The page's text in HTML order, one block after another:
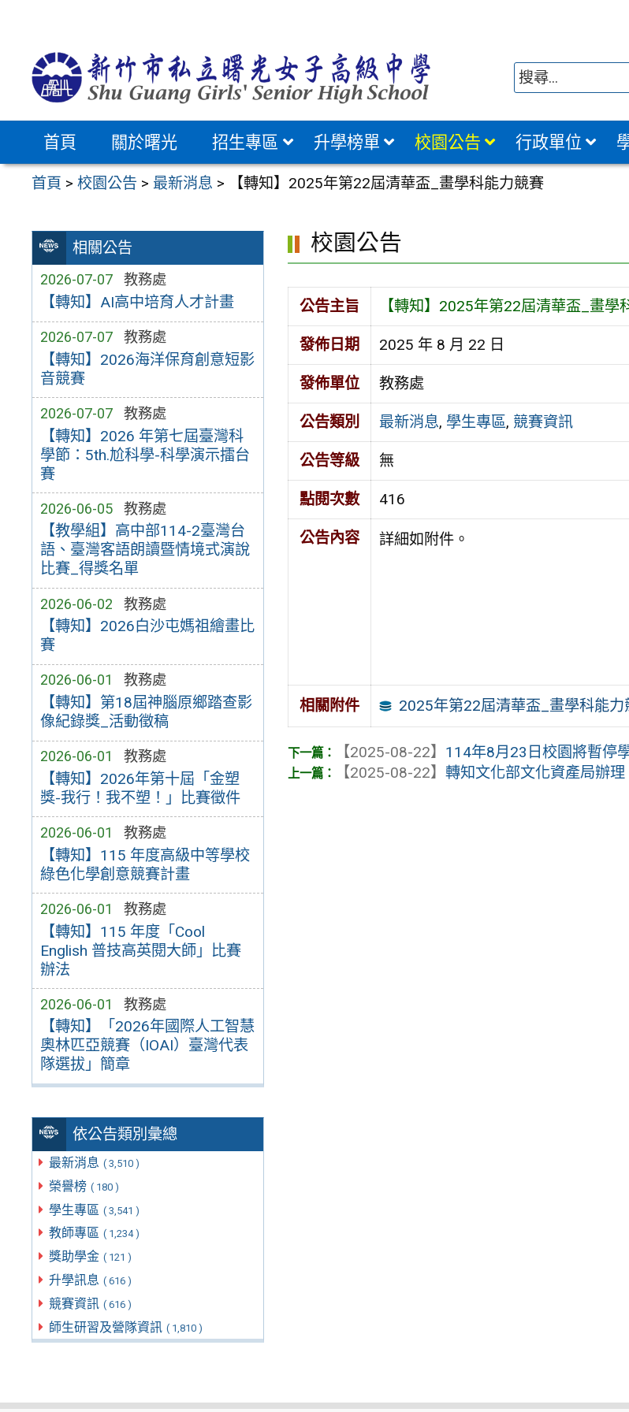
首頁 關於曙光 招生專區 升學榜單 校園公告 行政單位
首頁 >校園公告 > 最新消息 > 【轉知】2025年第22屆清華盃_畫學科能力競賽
相關公告
2026-07-07 教務處
【轉知】AI高中培育人才計畫
2026-07-07 教務處
【轉知】2026海洋保育創意短影
音競賽
2026-07-07 教務處
【轉知】2026 年第七屆臺灣科
學節：5th.尬科學-科學演示擂台
賽
2026-06-05 教務處
【教學組】高中部114-2臺灣台
語、臺灣客語朗讀暨情境式演說
比賽_得獎名單
2026-06-02 教務處
【轉知】2026白沙屯媽祖繪畫比
賽
2026-06-01 教務處
【轉知】第18屆神腦原鄉踏查影
像紀錄獎_活動徵稿
2026-06-01 教務處
【轉知】2026年第十屆「金塑
獎-我行！我不塑！」比賽徵件
2026-06-01 教務處
【轉知】115 年度高級中等學校
綠色化學創意競賽計畫
2026-06-01 教務處
【轉知】115 年度「Cool
English 普技高英閱大師」比賽
辦法
2026-06-01 教務處
【轉知】「2026年國際人工智慧
奧林匹亞競賽（IOAI）臺灣代表
隊選拔」簡章
依公告類別彙總
最新消息 ( 3,510 )
榮譽榜 ( 180 )
學生專區 ( 3,541 )
教師專區 ( 1,234 )
獎助學金 ( 121 )
升學訊息 ( 616 )
競賽資訊 ( 616 )
師生研習及營隊資訊 ( 1,810 )
校園公告
公告主旨 【轉知】2025年第22屆清華盃_畫學
發佈日期 2025 年 8 月 22 日
發佈單位 教務處
公告類別 最新消息, 學生專區, 競賽資訊
公告等級 無
點閱次數 416
公告內容 詳細如附件。
相關附件 2025年第22屆清華盃_畫學科能力
【2025-08-22】 114年8月23日校園將暫停
【2025-08-22】轉知文化部文化資產局辦理